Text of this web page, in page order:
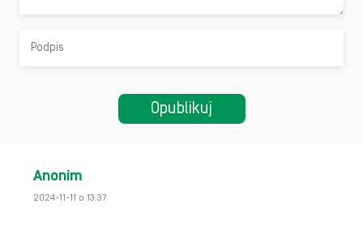
Anonim
2024-11-11 o 13:37